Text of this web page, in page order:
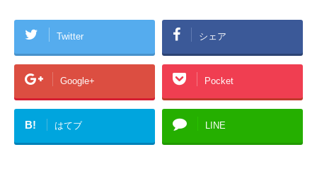
Twitter シェア
Google+ Pocket
B! はてブ LINE